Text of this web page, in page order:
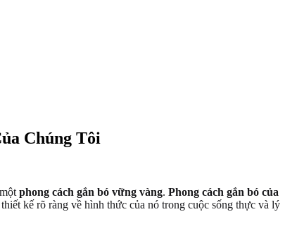
Chúng Tôi
phong cách gắn bó vững vàng. Phong cách gắn bó của
kế rõ ràng về hình thức của nó trong cuộc sống thực và lý